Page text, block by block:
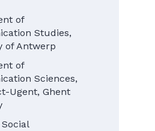
of
Studies,
of Antwerp
of
Sciences,
Ugent, Ghent